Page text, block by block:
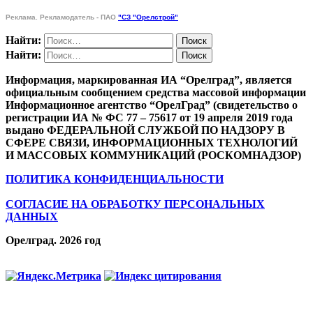
Реклама. Рекламодатель - ПАО "СЗ "Орелстрой"
Найти:
Найти:
Информация, маркированная ИА “Орелград”, является
официальным сообщением средства массовой информации
Информационное агентство “ОрелГрад” (свидетельство о
регистрации ИА № ФС 77 – 75617 от 19 апреля 2019 года
выдано ФЕДЕРАЛЬНОЙ СЛУЖБОЙ ПО НАДЗОРУ В
СФЕРЕ СВЯЗИ, ИНФОРМАЦИОННЫХ ТЕХНОЛОГИЙ
И МАССОВЫХ КОММУНИКАЦИЙ (РОСКОМНАДЗОР)
ПОЛИТИКА КОНФИДЕНЦИАЛЬНОСТИ
СОГЛАСИЕ НА ОБРАБОТКУ ПЕРСОНАЛЬНЫХ
ДАННЫХ
Орелград. 2026 год